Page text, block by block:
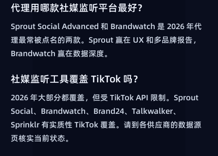
代理用哪款社媒监听平台最好？
Sprout Social Advanced 和 Brandwatch 是 2026 年代
理最常被点名的两款。Sprout 赢在 UX 和多品牌报告，
Brandwatch 赢在数据深度。
社媒监听工具覆盖 TikTok 吗？
2026 年大部分都覆盖，但受 TikTok API 限制。Sprout
Social、Brandwatch、Brand24、Talkwalker、
Sprinklr 有实质性 TikTok 覆盖。请到各供应商的数据源
页核实当前状态。